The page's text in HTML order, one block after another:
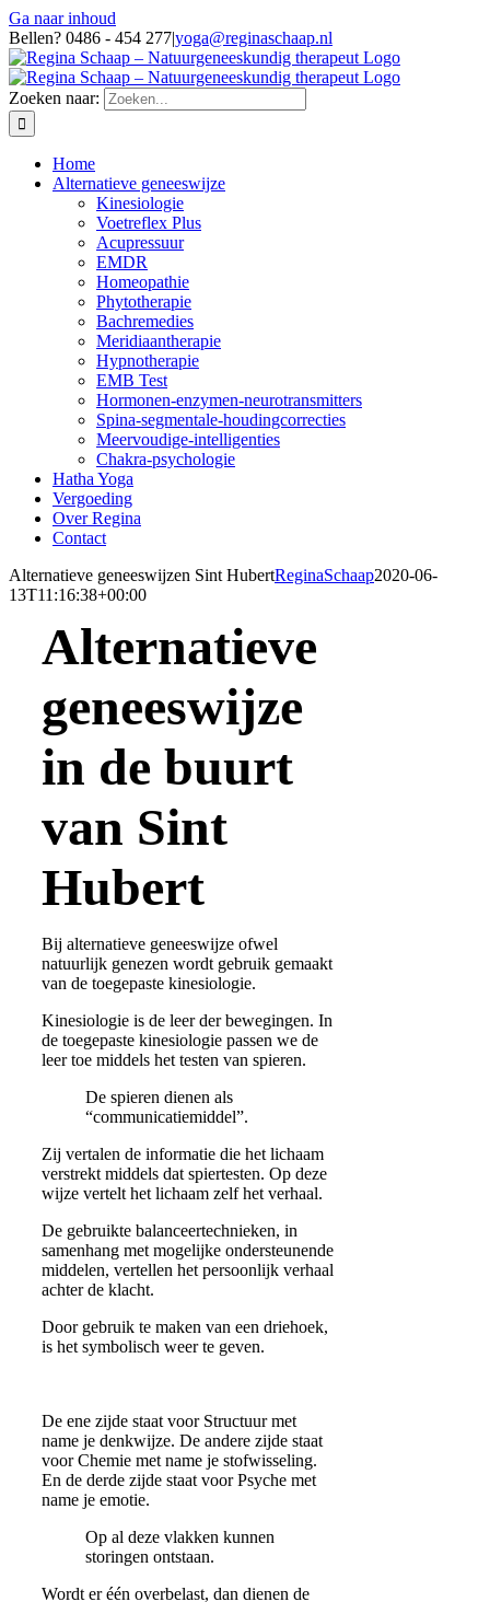
Ga naar inhoud
Bellen? 0486 - 454 277|yoga@reginaschaap.nl
Zoeken naar:
Home
Alternatieve geneeswijze
Kinesiologie
Voetreflex Plus
Acupressuur
EMDR
Homeopathie
Phytotherapie
Bachremedies
Meridiaantherapie
Hypnotherapie
EMB Test
Hormonen-enzymen-neurotransmitters
Spina-segmentale-houdingcorrecties
Meervoudige-intelligenties
Chakra-psychologie
Hatha Yoga
Vergoeding
Over Regina
Contact
Alternatieve geneeswijzen Sint HubertReginaSchaap2020-06-
13T11:16:38+00:00
Alternatieve
geneeswijze
in de buurt
van Sint
Hubert
Bij alternatieve geneeswijze ofwel
natuurlijk genezen wordt gebruik gemaakt
van de toegepaste kinesiologie.
Kinesiologie is de leer der bewegingen. In
de toegepaste kinesiologie passen we de
leer toe middels het testen van spieren.
De spieren dienen als
“communicatiemiddel”.
Zij vertalen de informatie die het lichaam
verstrekt middels dat spiertesten. Op deze
wijze vertelt het lichaam zelf het verhaal.
De gebruikte balanceertechnieken, in
samenhang met mogelijke ondersteunende
middelen, vertellen het persoonlijk verhaal
achter de klacht.
Door gebruik te maken van een driehoek,
is het symbolisch weer te geven.
De ene zijde staat voor Structuurmet
name je denkwijze. De andere zijde staat
voorChemie met name je stofwisseling.
En de derde zijde staat voorPsyche met
name je emotie.
Op al deze vlakken kunnen
storingen ontstaan.
Wordt er één overbelast, dan dienen de